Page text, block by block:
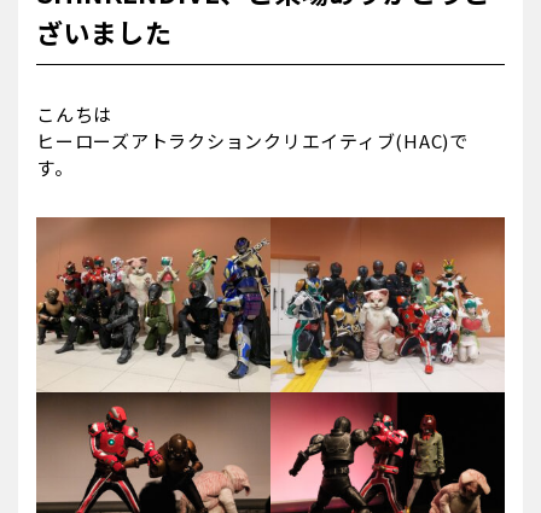
ざいました
こんちは
ヒーローズアトラクションクリエイティブ(HAC)で
す。